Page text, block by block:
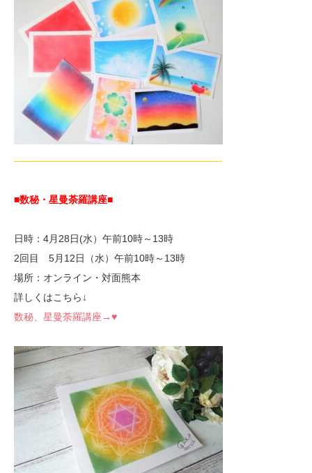
—————————————————————-
■数秘・星曼荼羅講座■
日時：4月28日(水）午前10時～13時
2回目 5月12日（水）午前10時～13時
場所：オンライン・対面熊本
詳しくはこちら↓
数秘、星曼荼羅講座→♥